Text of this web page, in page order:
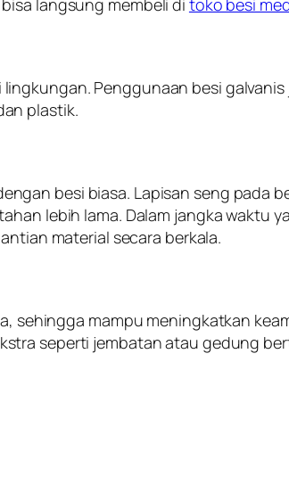
Penggunaan besi
plastik.
besi biasa. Lapisan seng pada
lebih lama. Dalam jangka waktu
material secara berkala.
sehingga mampu meningkatkan
seperti jembatan atau gedung